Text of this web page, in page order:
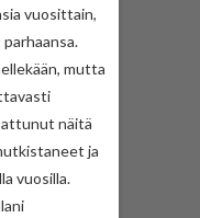
vuosittain,
mutta
näitä
ja
vuosilla.